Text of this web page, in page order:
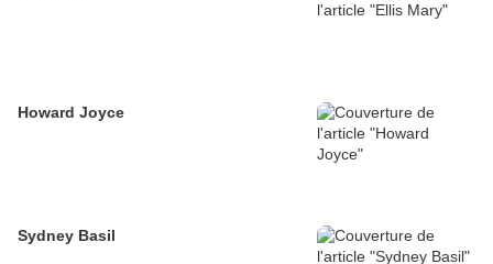
Howard Joyce
Sydney Basil